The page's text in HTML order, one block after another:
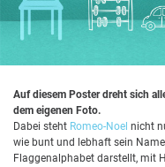
Auf diesem Poster dreht sich
dem eigenen Foto.
Dabei steht Romeo-Noel nicht
wie bunt und lebhaft sein
Flaggenalphabet darstellt, mit